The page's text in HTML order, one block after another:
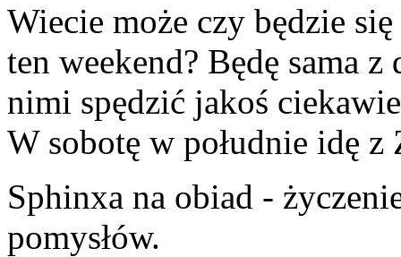
Wiecie może czy będzie
ten weekend? Będę sama
nimi spędzić jakoś
W sobotę w południe idę
Sphinxa na obiad -
pomysłów.